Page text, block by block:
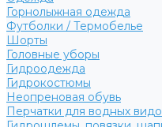
Горнолыжная одежда
Футболки / Термобелье
Шорты
Головные уборы
Гидроодежда
Гидрокостюмы
Неопреновая обувь
Перчатки для водных